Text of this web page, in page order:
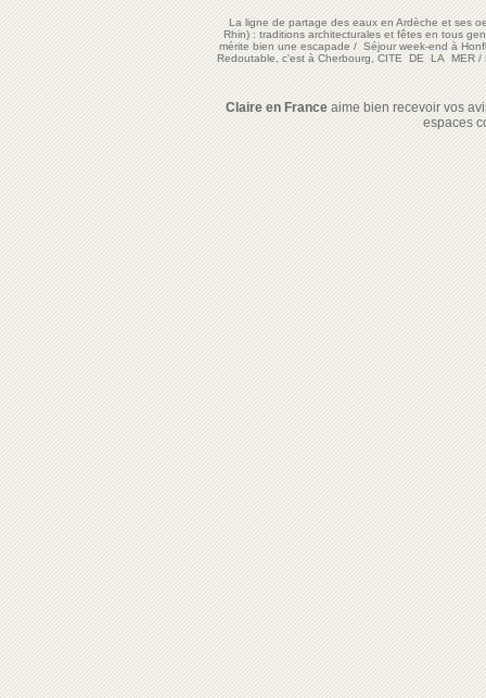
La ligne de partage des eaux en Ardèche et ses
Rhin) : traditions architecturales et fêtes en tous
mérite bien une escapade/Séjour week-end à
Redoutable, c'est à Cherbourg, CITE DE LA MER/
Claire en Franceaime bien recevoir vos
espaces